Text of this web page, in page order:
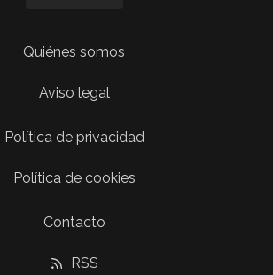
Quiénes somos
Aviso legal
Política de privacidad
Política de cookies
Contacto
RSS